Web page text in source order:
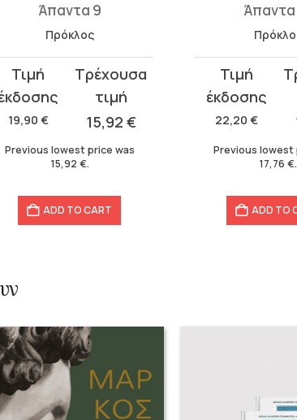
Άπαντα 9
Πρόκλος
19,90 €
€.
15,92 €
€.
Previous lowest price was
15,92 €.
ADD TO CART
Άπαντα
22,20 €
Original
price
was:
22,20 €.
Current
price
17,76 €.
Previous lowest
17,76€.
ADD TO